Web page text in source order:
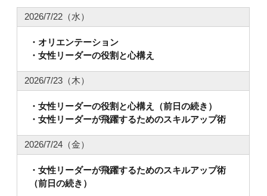
2026/7/22（水）
・オリエンテーション
・女性リーダーの役割と心構え
2026/7/23（木）
・女性リーダーの役割と心構え（前日の続き）
・女性リーダーが飛躍するためのスキルアップ術
2026/7/24（金）
・女性リーダーが飛躍するためのスキルアップ術
（前日の続き）